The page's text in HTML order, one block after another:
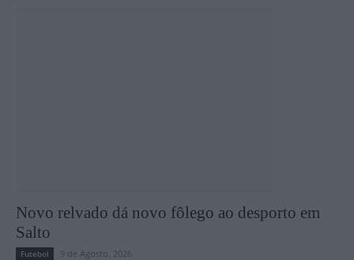
Novo relvado dá novo fôlego ao desporto em
Salto
Futebol 9 de Agosto, 2026